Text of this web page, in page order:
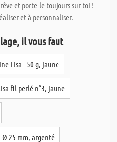
et porte-le toujours sur toi !
et à personnaliser.
il vous faut
Lisa - 50 g, jaune
fil perlé n°3, jaune
Ø 25 mm, argenté